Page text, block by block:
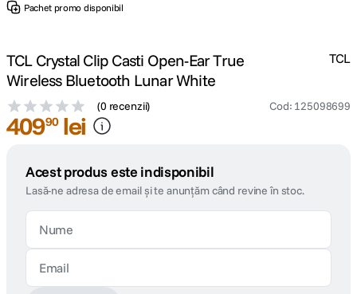
Pachet promo disponibil
TCL Crystal Clip Casti Open-Ear True
Wireless Bluetooth Lunar White
(0 recenzii) Cod: 125098699
TCL
40990 lei
Acest produs este indisponibil
Lasă-ne adresa de email și te anunțăm când revine în stoc.